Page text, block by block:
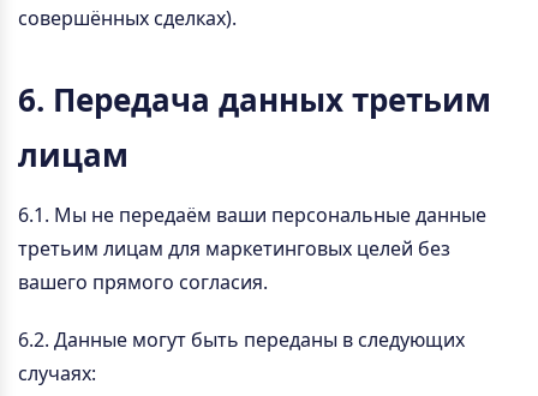
совершённых сделках).
6. Передача данных третьим
лицам
6.1. Мы не передаём ваши персональные данные
третьим лицам для маркетинговых целей без
вашего прямого согласия.
6.2. Данные могут быть переданы в следующих
случаях: